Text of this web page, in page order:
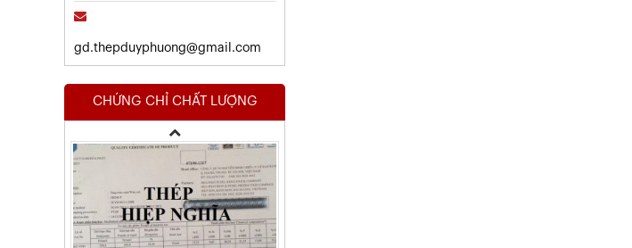
gd.thepduyphuong@gmail.com
CHỨNG CHỈ CHẤT LƯỢNG
Kết Quả Thử Nghiệm Lưới Tô Tường